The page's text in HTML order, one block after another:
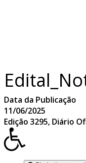
Data da Publicação
11/06/2025
Edição 3295, Diário